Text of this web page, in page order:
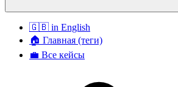
🇬🇧 in English
🏠 Главная (теги)
💼 Все кейсы